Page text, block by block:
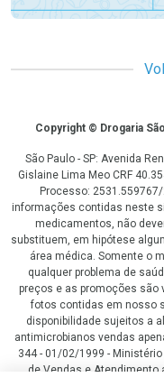
CopyrightCopyright © Drogaria
São Paulo - SP: Avenida
Gislaine Lima Meo CRF
Processo:
informações contidas neste
medicamentos, não
substituem, em hipótese
área médica. Somente o
qualquer problema de
preços e as promoções são
fotos contidas em nosso
disponibilidade sujeitos a
antimicrobianos vendas
344 - 01/02/1999 -
de Vendas e Atendimento